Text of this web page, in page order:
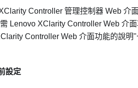
Controller 管理控制器 Web 介
Lenovo XClarity Controller Web 介
Controller Web 介面功能的說明
設定